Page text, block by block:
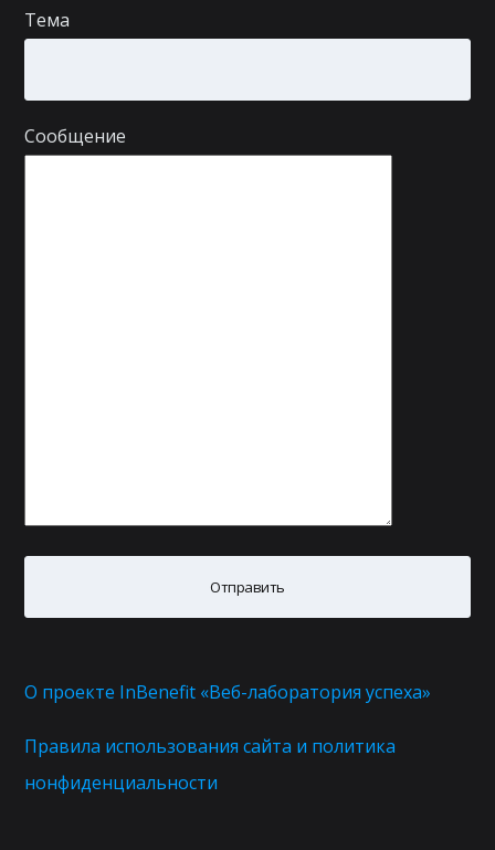
Тема
Сообщение
О проекте InBenefit «Веб-лаборатория успеха»
Правила использования сайта и политика
нонфиденциальности